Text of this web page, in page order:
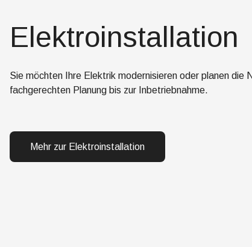
Elektroinstallation
Sie möchten Ihre Elektrik modernisieren oder planen die
fachgerechten Planung bis zur Inbetriebnahme.
Mehr zur Elektroinstallation